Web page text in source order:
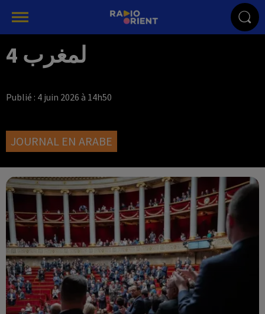
لمغرب 4
Publié : 4 juin 2026 à 14h50
JOURNAL EN ARABE